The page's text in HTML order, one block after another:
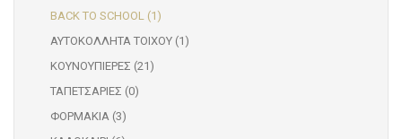
BACK TO SCHOOL (1)
ΑΥΤΟΚΟΛΛΗΤΑ ΤΟΙΧΟΥ (1)
ΚΟΥΝΟΥΠΙΕΡΕΣ (21)
ΤΑΠΕΤΣΑΡΙΕΣ (0)
ΦΟΡΜΑΚΙΑ (3)